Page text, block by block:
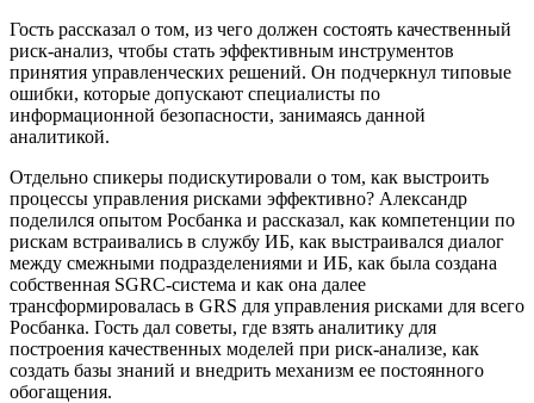
Гость рассказал о том, из чего должен состоять качественный
риск-анализ, чтобы стать эффективным инструментов
принятия управленческих решений. Он подчеркнул типовые
ошибки, которые допускают специалисты по
информационной безопасности, занимаясь данной
аналитикой.
Отдельно спикеры подискутировали о том, как выстроить
процессы управления рисками эффективно? Александр
поделился опытом Росбанка и рассказал, как компетенции по
рискам встраивались в службу ИБ, как выстраивался диалог
между смежными подразделениями и ИБ, как была создана
собственная SGRC-система и как она далее
трансформировалась в GRS для управления рисками для всего
Росбанка. Гость дал советы, где взять аналитику для
построения качественных моделей при риск-анализе, как
создать базы знаний и внедрить механизм ее постоянного
обогащения.